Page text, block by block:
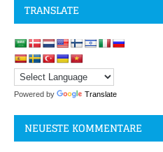
TRANSLATE
Powered by Translate
NEUESTE KOMMENTARE